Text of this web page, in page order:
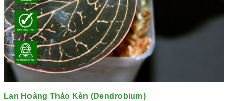
Lan Hoàng Thảo Kèn (Dendrobium)